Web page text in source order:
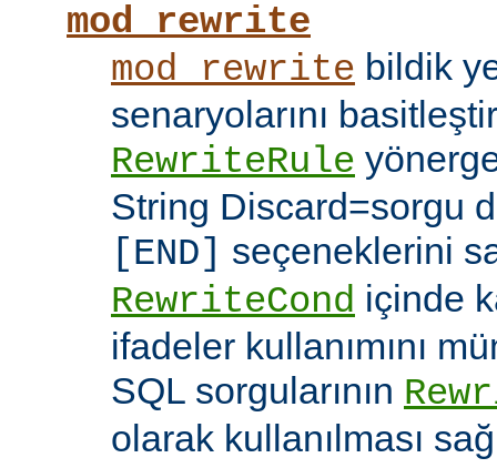
mod_rewrite
mod_rewrite bildik
senaryolarını
RewriteRule
String Discard=sorgu
[END]
seçeneklerini
RewriteCond içinde
ifadeler kullanımını
SQL sorgularının
olarak kullanılması